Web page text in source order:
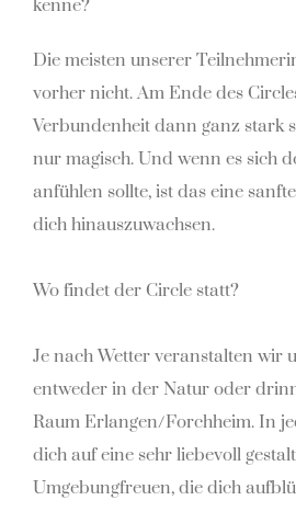
kenne?
Die meisten unserer
vorher nicht. Am Ende des
Verbundenheit dann ganz stark
nur magisch. Und wenn es sich
anfühlen sollte, ist das eine
dich hinauszuwachsen.
Wo findet der Circle statt?
Je nach Wetter veranstalten wir
entweder in der Natur oder
Raum Erlangen/Forchheim. In
dich auf eine sehr liebevoll
Umgebungfreuen, die dich